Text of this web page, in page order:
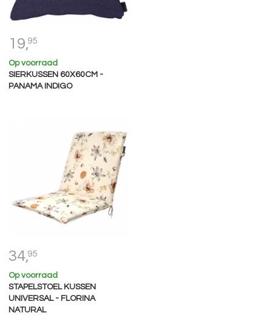
19,95
Op voorraad
SIERKUSSEN 60X60CM -
PANAMA INDIGO
34,95
Op voorraad
STAPELSTOEL KUSSEN
UNIVERSAL - FLORINA
NATURAL